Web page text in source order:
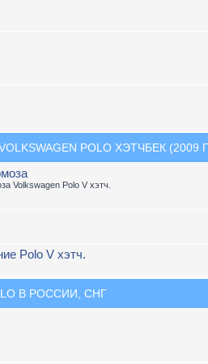
POLO ХЭТЧБЕК (2009
Volkswagen Polo V хэтч.
Polo V хэтч.
В РОССИИ, СНГ